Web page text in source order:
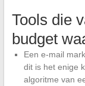
Tools die
budget
Een e-mail
dit is het enige
algoritme van